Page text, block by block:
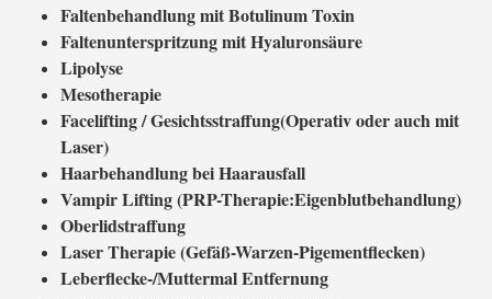
Faltenbehandlung mit Botulinum Toxin
Faltenunterspritzung mit Hyaluronsäure
Lipolyse
Mesotherapie
Facelifting / Gesichtsstraffung(Operativ oder auch mit
Laser)
Haarbehandlung bei Haarausfall
Vampir Lifting (PRP-Therapie:Eigenblutbehandlung)
Oberlidstraffung
Laser Therapie (Gefäß-Warzen-Pigementflecken)
Leberflecke-/Muttermal Entfernung